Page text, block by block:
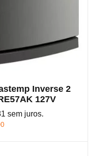
Inverse 2
127V
sem juros.
na Amazon